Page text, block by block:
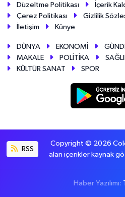
Düzeltme Politikası
İçerik
Çerez Politikası
Gizlilik
İletişim
Künye
DÜNYA EKONOMİ
MAKALE
POLİTİKA
KÜLTÜR SANAT
SPOR
RSS
Copyright © 2026
alan içerikler kaynak
Haber Yazılımı: